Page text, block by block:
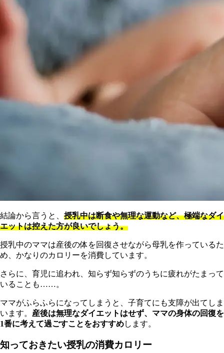
結論から言うと、 授乳中は断食や無理な運動など、極端なダイ
エットは控えた方が良いでしょう。
授乳中のママは産後の体を回復させながら母乳を作っているた
め、かなりのカロリーを消費しています。
さらに、育児に追われ、知らず知らずのうちに疲れがたまって
いることも……。
ママがふらふらになってしまうと、子育てにも支障が出てしま
います。 産後は無理なダイエットはせず、ママの身体の回復を
1番に考えて過ごすことをおすすめします。
知っておきたい授乳の消費カロリー